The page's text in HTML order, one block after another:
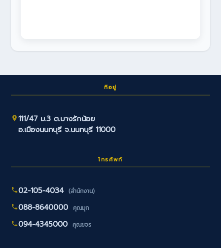
ที่อยู่
111/47 ม.3 ต.บางรักน้อย
อ.เมืองนนทบุรี จ.นนทบุรี 11000
โทรศัพท์
02-105-4034 (สำนักงาน)
088-8640000 คุณมุก
094-4345000 คุณขจร